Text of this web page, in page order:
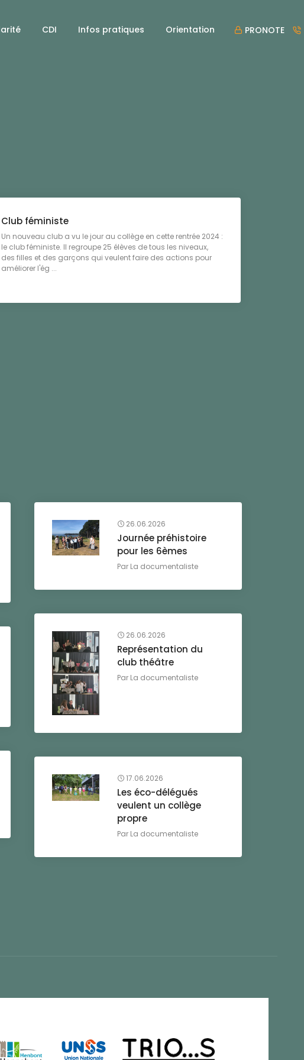
CDI Infos pratiques Orientation PRONOTE
Club féministe
Un nouveau club a vu le jour au collège en cette rentrée 2024 :
le club féministe. Il regroupe 25 élèves de tous les niveaux,
des filles et des garçons qui veulent faire des actions pour
améliorer l'ég ...
26.06.2026
Journée préhistoire
pour les 6èmes
Par La documentaliste
26.06.2026
Représentation du
club théâtre
Par La documentaliste
17.06.2026
Les éco-délégués
veulent un collège
propre
Par La documentaliste